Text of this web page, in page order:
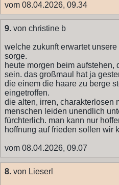
vom 08.04.2026, 09.34
9. von christine b
welche zukunft erwartet
sorge.
heute morgen beim
sein. das großmaul hat ja
die einem die haare zu berge
eingetroffen.
die alten, irren, charakterlosen
menschen leiden unendlich
fürchterlich. man kann nur
hoffnung auf frieden sollen wir
vom 08.04.2026, 09.07
8. von Lieserl